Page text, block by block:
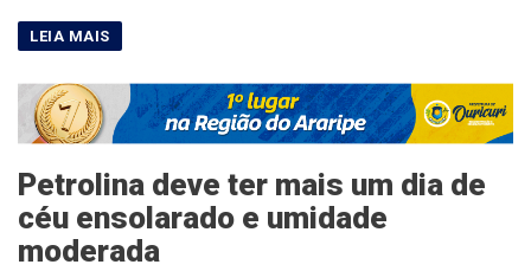
Petrolina deve ter mais um dia de
céu ensolarado e umidade
moderada